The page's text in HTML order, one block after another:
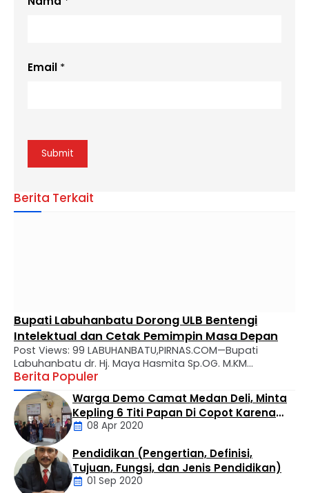
Email *
Berita Terkait
Bupati Labuhanbatu Dorong ULB Bentengi
Intelektual dan Cetak Pemimpin Masa Depan
Post Views: 99 LABUHANBATU,PIRNAS.COM—Bupati
Labuhanbatu dr. Hj. Maya Hasmita Sp.OG. M.KM
menyampaikan apresiasi mendalam atas perjalanan
panjang Universitas Labuhanbatu (ULB) yang kini genap
berusia 28 tahun. Dalam usianya yang makin matang,
ULB diharapkan tidak hanya menjadi tempat transfer
ilmu, melainkan kawah candradimuka dalam
melahirkan generasi muda yang inovatif, kritis, dan
berkarakter. Apresiasi tersebut disampaikan Bupati …
Berita Populer
Daerah
Warga Demo Camat Medan Deli, Minta
Kepling 6 Titi Papan Di Copot Karena
Tak Perduli Sama Warganya
08 Apr 2020
Pendidikan (Pengertian, Definisi,
Tujuan, Fungsi, dan Jenis Pendidikan)
01 Sep 2020